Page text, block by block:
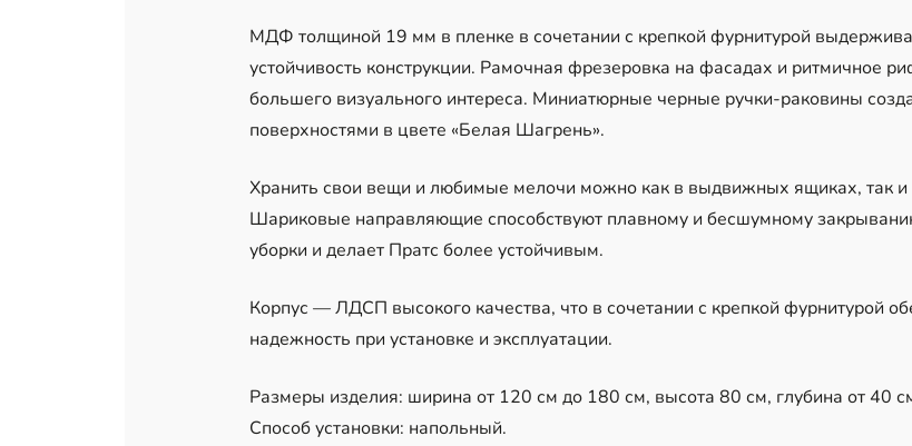
МДФ толщиной 19 мм в пленке в сочетании с крепкой фурнитурой
устойчивость конструкции. Рамочная фрезеровка на фасадах и ритмичное
большего визуального интереса. Миниатюрные черные ручки-раковины
поверхностями в цвете «Белая Шагрень».
Хранить свои вещи и любимые мелочи можно как в выдвижных ящиках, так и
Шариковые направляющие способствуют плавному и бесшумному
уборки и делает Пратс более устойчивым.
Корпус — ЛДСП высокого качества, что в сочетании с крепкой фурнитурой
надежность при установке и эксплуатации.
Размеры изделия: ширина от 120 см до 180 см, высота 80 см, глубина от 40
Способ установки: напольный.